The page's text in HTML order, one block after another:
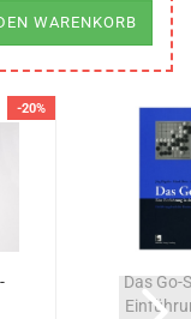
WARENKORB
-20%
Das Go-